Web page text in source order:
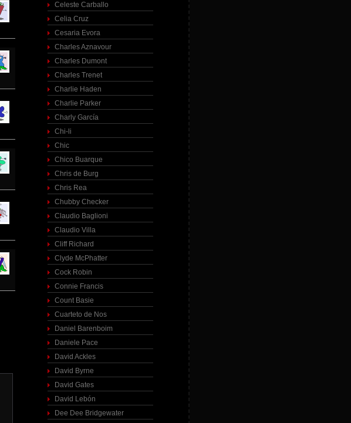
Celeste Carballo
Celia Cruz
Cesaria Evora
Charles Aznavour
Charles Dumont
Charles Trenet
Charlie Haden
Charlie Parker
Charly García
Chi-li
Chic
Chico Buarque
Chris de Burg
Chris Rea
Chubby Checker
Claudio Baglioni
Claudio Villa
Cliff Richard
Clyde McPhatter
Cock Robin
Connie Francis
Count Basie
Cuarteto de Nos
Daniel Barenboim
Daniele Pace
David Ackles
David Byrne
David Gates
David Lebón
Dee Dee Bridgewater